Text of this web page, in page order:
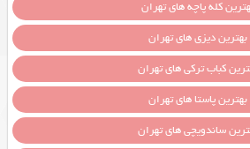
کله پاچه های تهران
بهترین دیزی های تهران
کباب ترکی های تهران
بهترین پاستا های تهران
ساندویچی های تهران